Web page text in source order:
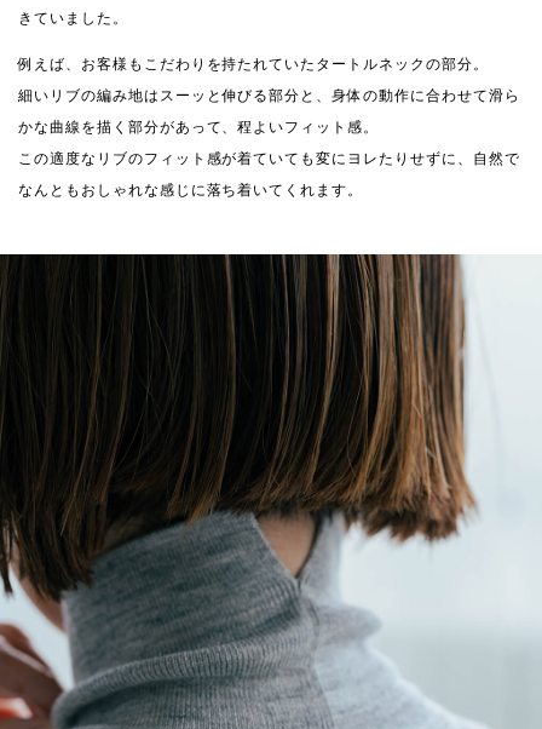
きていました。
例えば、お客様もこだわりを持たれていたタートルネックの部分。
細いリブの編み地はスーッと伸びる部分と、身体の動作に合わせて滑ら
かな曲線を描く部分があって、程よいフィット感。
この適度なリブのフィット感が着ていても変にヨレたりせずに、自然で
なんともおしゃれな感じに落ち着いてくれます。